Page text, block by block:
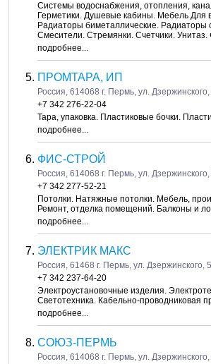
Системы водоснабжения, отопления,
Герметики. Душевые кабины. Мебель
Радиаторы биметаллические.
Смесители. Стремянки. Счетчики. Унитаз.
подробнее...
ПРОМТАРА, ИП
Россия, 614068 г. Пермь, ул.
+7 342 276-22-04
Тара, упаковка. Пластиковые бочки.
подробнее...
ФИС-СТРОЙ
Россия, 614068 г. Пермь, ул.
+7 342 277-52-21
Потолки. Натяжные потолки. Мебель,
Ремонт, отделка помещений. Балконы и
подробнее...
ЭЛЕКТРИК МАКС
Россия, 61468 г. Пермь, ул. Дзержинского,
+7 342 237-64-20
Электроустановочные изделия.
Светотехника. Кабельно-проводниковая
подробнее...
СОЮЗ-ПЕРМЬ
Россия, 614068 г. Пермь, ул.